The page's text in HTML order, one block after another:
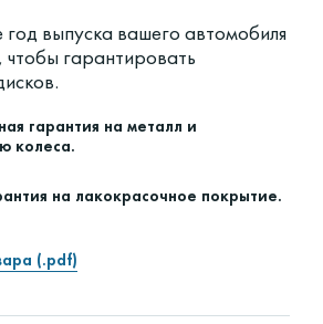
год выпуска вашего автомобиля
гарантировать
гарантия на металл и
колеса.
на лакокрасочное покрытие.
(.pdf)